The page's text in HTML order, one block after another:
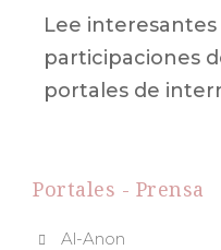
Lee
participaciones
portales de
Portales - Prensa
Al-Anon